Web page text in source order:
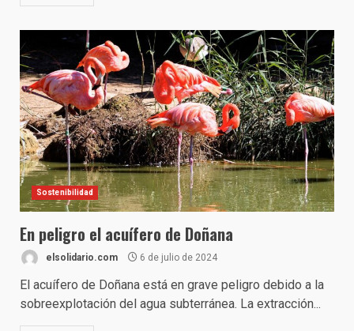
Sostenibilidad
En peligro el acuífero de Doñana
elsolidario.com 6 de julio de 2024
El acuífero de Doñana está en grave peligro debido a la
sobreexplotación del agua subterránea. La extracción...